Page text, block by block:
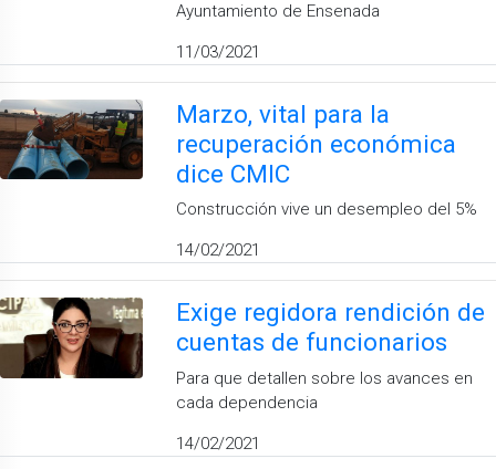
Ayuntamiento de Ensenada
11/03/2021
Marzo, vital para la
recuperación económica
dice CMIC
Construcción vive un desempleo del 5%
14/02/2021
Exige regidora rendición de
cuentas de funcionarios
Para que detallen sobre los avances en
cada dependencia
14/02/2021